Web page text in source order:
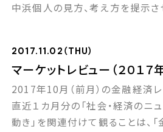
中浜個人の見方、考え方を提示さ
あります（笑）。 2025年、国内で
市総理が誕生し、政治の新しいポ
た方も多かったのではないでしょ
2017.11.02（THU）
マーケットレビュー（２０１７
2017年10月（前月）の金融経済レ
直近１カ月分の「社会・経済のニ
動き」を関連付けて観ることは、